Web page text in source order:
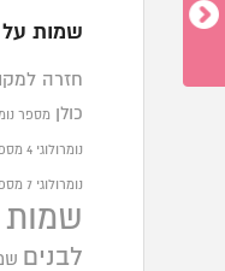
שמות על
חזרה
כולן מספר
נומרולוגי 4
נומרולוגי 7
שמות
לבנים